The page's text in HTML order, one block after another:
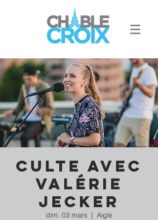
Culte avec
Valérie
Jecker
dim. 03 mars
  |
Aigle